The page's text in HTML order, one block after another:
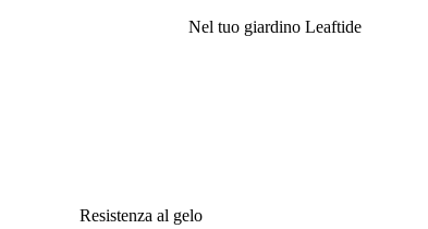
Nel tuo giardino Leaftide
Resistenza al gelo